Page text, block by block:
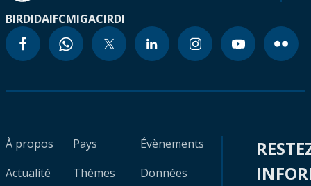
BIRDIDAIFCMIGACIRDI
À propos
Actualité
Pays
Thèmes
Évènements
Données